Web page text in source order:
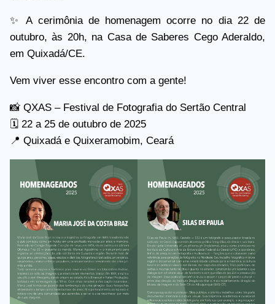
✨ A cerimônia de homenagem ocorre no dia 22 de
outubro, às 20h, na Casa de Saberes Cego Aderaldo,
em Quixadá/CE.
Vem viver esse encontro com a gente!
📸 QXAS – Festival de Fotografia do Sertão Central
🗓️ 22 a 25 de outubro de 2025
📍 Quixadá e Quixeramobim, Ceará